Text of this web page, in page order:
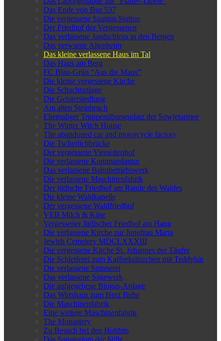
Das Ende von Bus 537
Die vergessene Saatgut-Station
Der Friedhof der Vergessenen
Das verlassene Jagdschloss in den Bergen
Das verwaiste Altenheim
Das kleine verlassene Haus im Tal
Das Haus am Berg
FC Blau-Grün “Aus die Maus”
Die kleine vergessene Kirche
Die Schachtanlage
Die Geistersiedlung
Am alten Steinbruch
Ehemaliger Truppenübungsplatz der Sowjetarmee
The Winter Witch House
The abandoned car and motorcycle factory
Die Tscherlichbrücke
Der vergessene Vierseitenhof
Die verlassene Kommandantur
Das verlassene Bahnbetriebswerk
Die verlassene Maschinenfabrik
Der jüdische Friedhof am Rande des Waldes
Die kleine Waldkapelle
Der vergessene Waldfriedhof
VEB Milch & Käse
Vergessener Jüdischer Friedhof am Hang
Die verlassene Kirche zur Jungfrau Maria
Jewish Cemetery MDCLXXXIII
Die vergessene Kirche St. Johannes der Täufer
Die Schleiferei zum Kaffeekränzchen mit Teddybär
Die verlassene Spinnerei
Das verlassene Sägewerk
Die aufgegebene Biogas-Anlage
Das Wirtshaus zum Herz Bube
Die Maschinenfabrik
Eine weitere Maschinenfabrik
The Monastery
Zu Besuch bei den Hobbits
Das Sanatorium der Stille